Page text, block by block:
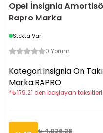
Opel İnsignia
Rapro Marka
Stokta Var
0 Yorum
Kategori:Insignia Ön
Marka:RAPRO
*₺179.21 den başlayan
₺ 4,026.28